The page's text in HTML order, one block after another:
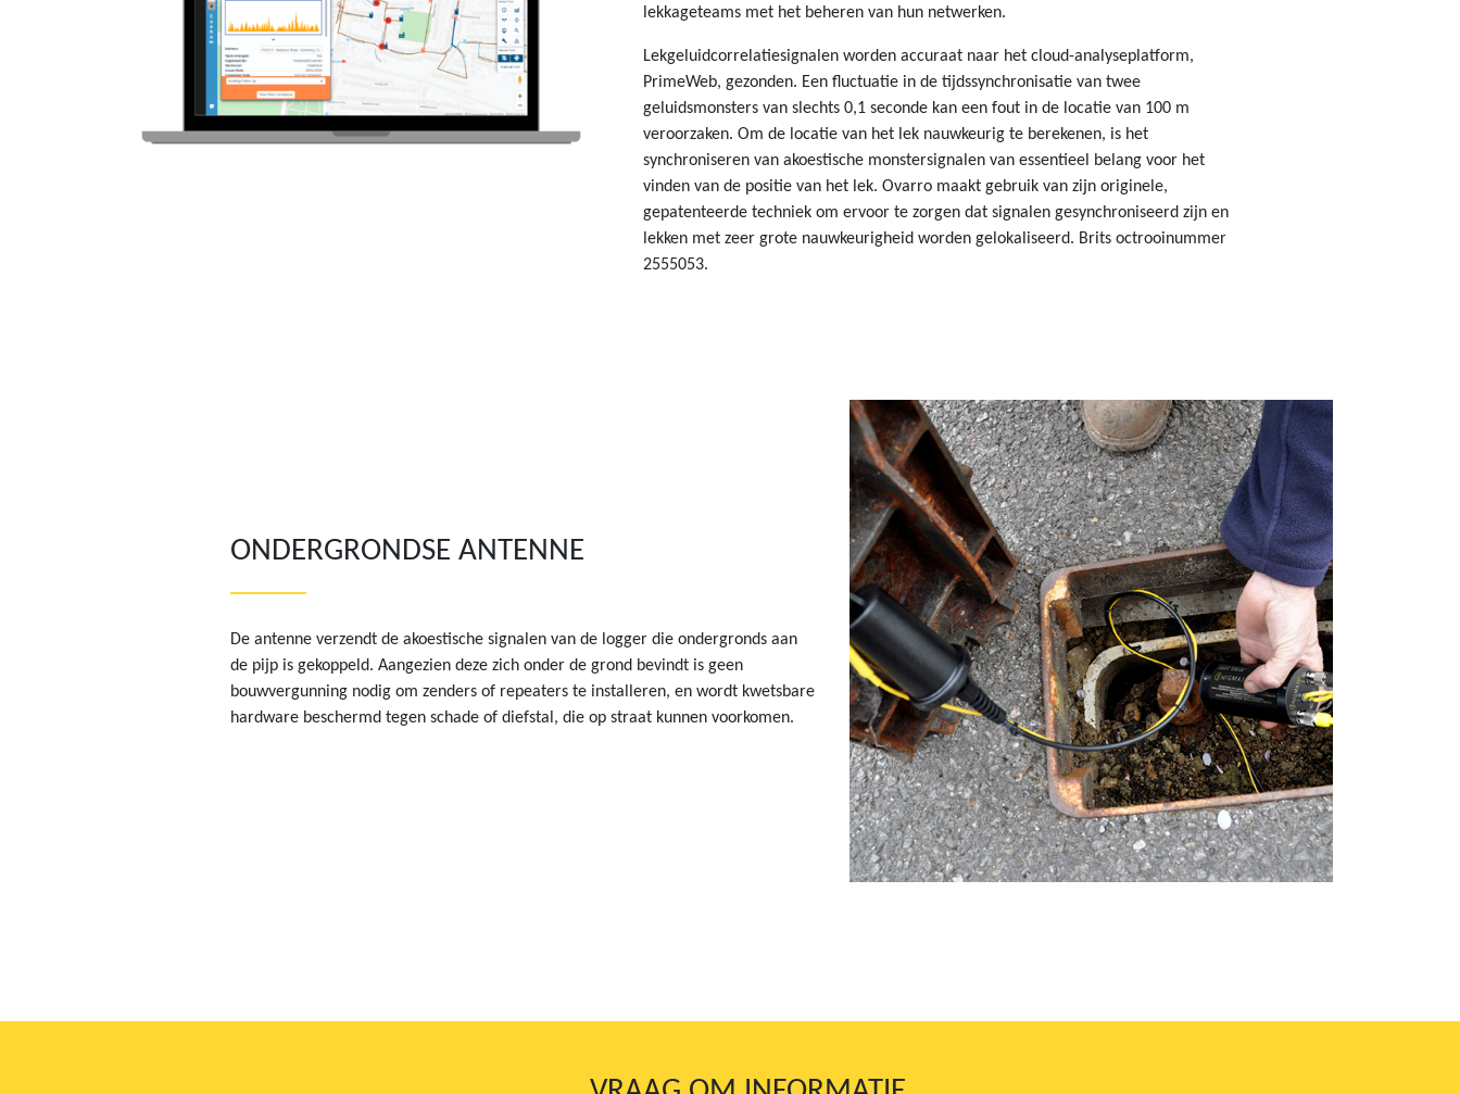
lekkageteams met het beheren van hun netwerken.
Lekgeluidcorrelatiesignalen worden accuraat naar het cloud-analyseplatform,
PrimeWeb, gezonden. Een fluctuatie in de tijdssynchronisatie van twee
geluidsmonsters van slechts 0,1 seconde kan een fout in de locatie van 100 m
veroorzaken. Om de locatie van het lek nauwkeurig te berekenen, is het
synchroniseren van akoestische monstersignalen van essentieel belang voor het
vinden van de positie van het lek. Ovarro maakt gebruik van zijn originele,
gepatenteerde techniek om ervoor te zorgen dat signalen gesynchroniseerd zijn en
lekken met zeer grote nauwkeurigheid worden gelokaliseerd. Brits octrooinummer
2555053.
ONDERGRONDSE ANTENNE
De antenne verzendt de akoestische signalen van de logger die ondergronds aan
de pijp is gekoppeld. Aangezien deze zich onder de grond bevindt is geen
bouwvergunning nodig om zenders of repeaters te installeren, en wordt kwetsbare
hardware beschermd tegen schade of diefstal, die op straat kunnen voorkomen.